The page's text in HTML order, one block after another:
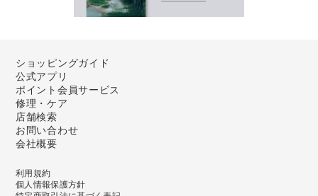
ショッピングガイド
公式アプリ
ポイント会員サービス
修理・ケア
店舗検索
お問い合わせ
会社概要
利用規約
個人情報保護方針